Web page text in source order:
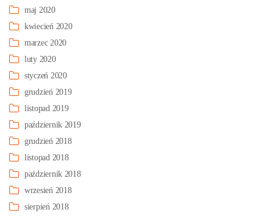
maj 2020
kwiecień 2020
marzec 2020
luty 2020
styczeń 2020
grudzień 2019
listopad 2019
październik 2019
grudzień 2018
listopad 2018
październik 2018
wrzesień 2018
sierpień 2018